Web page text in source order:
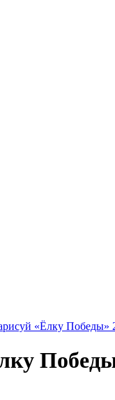
«Ёлку Победы»